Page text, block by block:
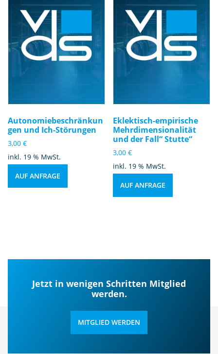
Autonomiebeschränkun
gen und Ich-Störungen
3,00 €
inkl. 19 % MwSt.
AUF ANFRAGE
Eklektisch-empirische
Mehrdimensionalität
und der Fall“ Stutte“
3,00€
inkl. 19 % MwSt.
AUF ANFRAGE
Jetzt in wenigen Schritten Mitglied
werden.
MITGLIED WERDEN